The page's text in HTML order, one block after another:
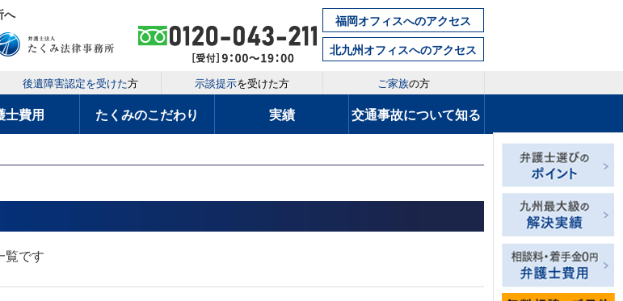
へ
福岡オフィスへのアクセス
北九州オフィスへのアクセス
後遺障害認定を受けた方 示談提示を受けた方 ご家族の方
士費用 たくみのこだわり 実績 交通事故について知る
覧です